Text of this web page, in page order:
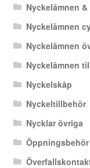
Nyckelämnen
Nyckelämnen
Nyckelämnen
Nyckelämnen
Nyckelskåp
Nyckeltillbehör
Nycklar övriga
Öppningsbehör